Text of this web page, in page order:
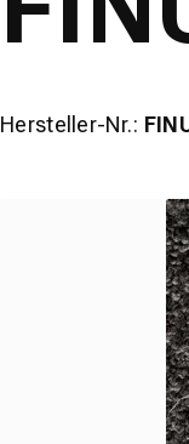
Hersteller-Nr.: